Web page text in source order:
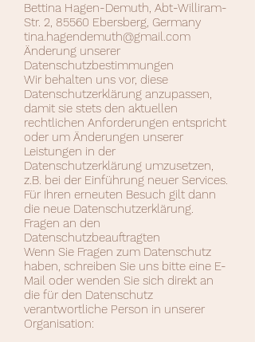
Bettina Hagen-Demuth, Abt-Williram-
Str. 2, 85560 Ebersberg, Germany
tina.hagendemuth@gmail.com
Änderung unserer
Datenschutzbestimmungen
Wir behalten uns vor, diese
Datenschutzerklärung anzupassen,
damit sie stets den aktuellen
rechtlichen Anforderungen entspricht
oder um Änderungen unserer
Leistungen in der
Datenschutzerklärung umzusetzen,
z.B. bei der Einführung neuer Services.
Für Ihren erneuten Besuch gilt dann
die neue Datenschutzerklärung.
Fragen an den
Datenschutzbeauftragten
Wenn Sie Fragen zum Datenschutz
haben, schreiben Sie uns bitte eine E-
Mail oder wenden Sie sich direkt an
die für den Datenschutz
verantwortliche Person in unserer
Organisation: